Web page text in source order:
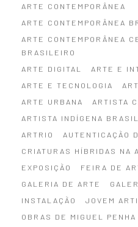
ARTE CONTEMPORÂNEA
ARTE CONTEMPORÂNEA
ARTE CONTEMPORÂNEA
BRASILEIRO
ARTE DIGITAL
ARTE E
ARTE E TECNOLOGIA
ARTE URBANA
ARTISTA
ARTISTA INDÍGENA
ARTRIO
AUTENTICAÇÃO
CRIATURAS HÍBRIDAS NA
EXPOSIÇÃO
FEIRA DE
GALERIA DE ARTE
INSTALAÇÃO
JOVEM
OBRAS DE MIGUEL PENHA